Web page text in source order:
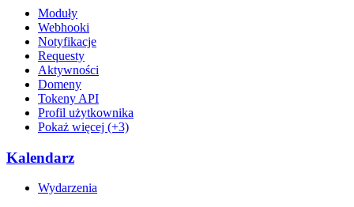
Moduły
Webhooki
Notyfikacje
Requesty
Aktywności
Domeny
Tokeny API
Profil użytkownika
Pokaż więcej (+3)
Kalendarz
Wydarzenia